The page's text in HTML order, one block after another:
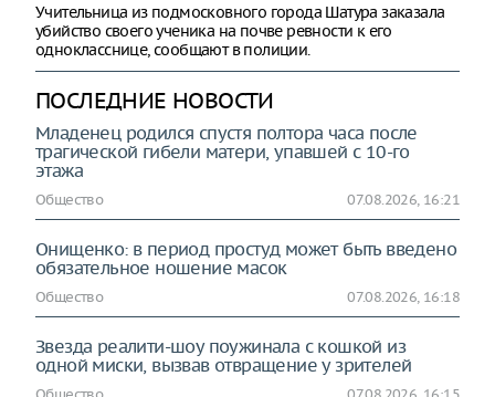
Учительница из подмосковного города Шатура заказала
убийство своего ученика на почве ревности к его
однокласснице, сообщают в полиции.
ПОСЛЕДНИЕ НОВОСТИ
Младенец родился спустя полтора часа после
трагической гибели матери, упавшей с 10-го
этажа
Общество 07.08.2026, 16:21
Онищенко: в период простуд может быть введено
обязательное ношение масок
Общество 07.08.2026, 16:18
Звезда реалити-шоу поужинала с кошкой из
одной миски, вызвав отвращение у зрителей